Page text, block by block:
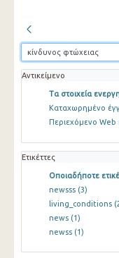
Αντικείμενο
Τα στοιχεία
Καταχωρημένο
Περιεχόμενο Web
Ετικέττες
Οποιαδήποτε
newsss (3)
living_conditions
news (1)
newss (1)